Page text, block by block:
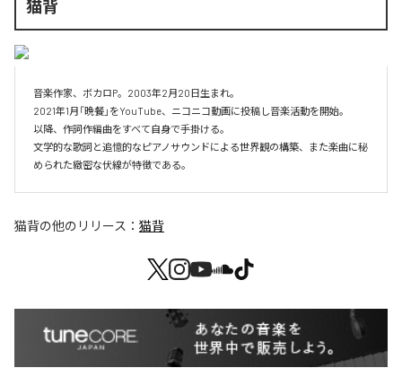
猫背
音楽作家、ボカロP。2003年2月20日生まれ。
2021年1月「晩餐」をYouTube、ニコニコ動画に投稿し音楽活動を開始。
以降、作詞作編曲をすべて自身で手掛ける。
文学的な歌詞と追憶的なピアノサウンドによる世界観の構築、また楽曲に秘
められた緻密な伏線が特徴である。
猫背の他のリリース： 猫背